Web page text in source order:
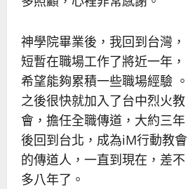
神學院畢業後，我回到台灣，
短暫在職場工作了將近一年，
希望能夠累積一些職場經驗 。
之後很快就加入了台中烈火教
會，擔任全職傳道，大約三年
後回到台北，成為iM行動教會
的傳道人，一直到現在，差不
多八年了。